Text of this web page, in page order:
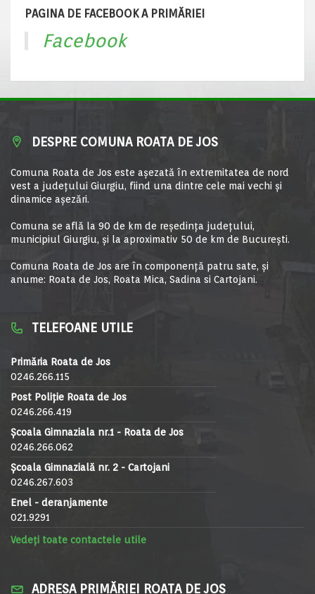
PAGINA DE FACEBOOK A PRIMĂRIEI
Facebook
DESPRE COMUNA ROATA DE JOS
Comuna Roata de Jos este aşezată în extremitatea de nord
vest a judeţului Giurgiu, fiind una dintre cele mai vechi şi
dinamice aşezări.
Comuna se află la 90 de km de reşedinţa judeţului,
municipiul Giurgiu, şi la aproximativ 50 de km de Bucureşti.
Comuna Roata de Jos are în componență patru sate, și
anume: Roata de Jos, Roata Mica, Sadina si Cartojani.
TELEFOANE UTILE
Primăria Roata de Jos
0246.266.115
Post Poliție Roata de Jos
0246.266.419
Școala Gimnaziala nr.1 - Roata de Jos
0246.266.062
Școala Gimnazială nr. 2 - Cartojani
0246.267.603
Enel - deranjamente
021.9291
Vedeți toate contactele utile
ADRESA PRIMĂRIEI ROATA DE JOS